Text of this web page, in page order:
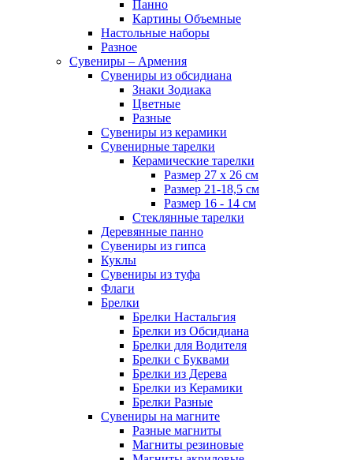
Панно
Картины Объемные
Настольные наборы
Разное
Сувениры – Армения
Сувениры из обсидиана
Знаки Зодиака
Цветные
Разные
Сувениры из керамики
Сувенирные тарелки
Керамические тарелки
Размер 27 х 26 см
Размер 21-18,5 см
Размер 16 - 14 см
Стеклянные тарелки
Деревянные панно
Сувениры из гипса
Куклы
Сувениры из туфа
Флаги
Брелки
Брелки Настальгия
Брелки из Обсидиана
Брелки для Водителя
Брелки с Буквами
Брелки из Дерева
Брелки из Керамики
Брелки Разные
Сувениры на магните
Разные магниты
Магниты резиновые